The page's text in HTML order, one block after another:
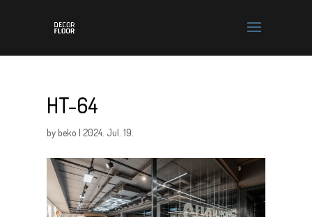
HT-64
bybeko |2024. Jul. 19.